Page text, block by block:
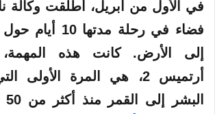
في الأول من أبريل، أطلقت وكالة
فضاء في رحلة
إلى الأرض. كانت هذه
أرتميس 2، هي المرة الأولى